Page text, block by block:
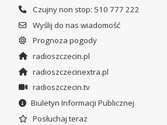
Czujny non stop: 510 777 222
Wyślij do nas wiadomość
Prognoza pogody
radioszczecin.pl
radioszczecinextra.pl
radioszczecin.tv
Biuletyn Informacji Publicznej
Posłuchaj teraz